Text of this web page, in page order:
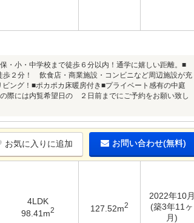
・中学校まで徒歩６分以内！通学に嬉しい距離。■
歩２分！ 飲食店・商業施設・コンビニなど周辺施設が充
！■ポカポカ床暖房付き■プライベート感有の中庭
際には内覧希望日の ２日前までにご予約をお願い致し
お気に入りに追加 お問い合わせ(無料)
4LDK
98.41m2 127.52m2
2022年10月
(築3年11ヶ
月)